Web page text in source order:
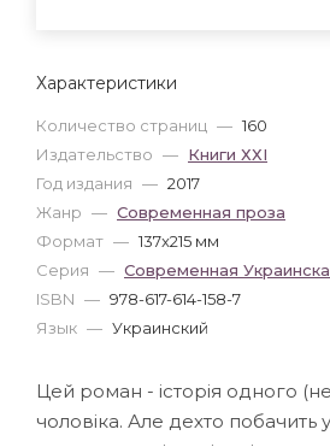
Характеристики
Количество страниц — 160
Издательство — Книги ХХІ
Год издания — 2017
Жанр — Современная проза
Формат — 137x215 мм
Серия — Современная
ISBN — 978-617-614-158-7
Язык — Украинский
Цей роман - історія одного
чоловіка. Але дехто побачить